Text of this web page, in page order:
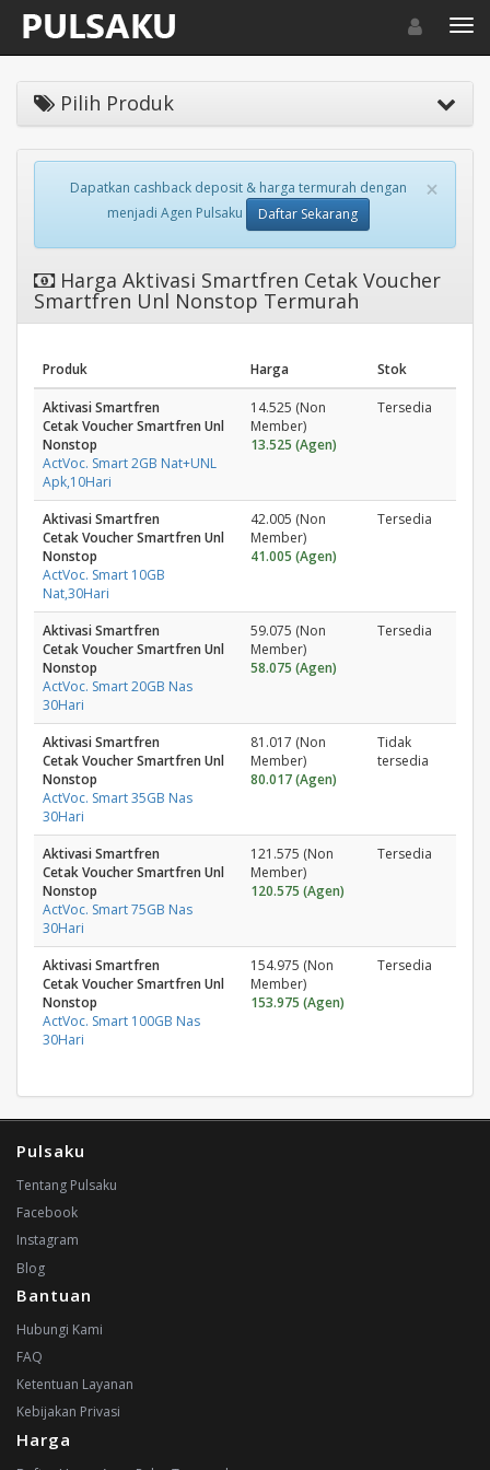
Toggle
Pilih Produk
×
Dapatkan cashback deposit & harga termurah dengan
menjadi Agen Pulsaku
Daftar Sekarang
Harga Aktivasi Smartfren Cetak Voucher
Smartfren Unl Nonstop Termurah
Produk Harga Stok
Aktivasi Smartfren
Cetak Voucher Smartfren Unl
Nonstop
ActVoc. Smart 2GB Nat+UNL
Apk,10Hari
14.525 (Non
Member)
13.525 (Agen)
Tersedia
Aktivasi Smartfren
Cetak Voucher Smartfren Unl
Nonstop
ActVoc. Smart 10GB
Nat,30Hari
42.005 (Non
Member)
41.005 (Agen)
Tersedia
Aktivasi Smartfren
Cetak Voucher Smartfren Unl
Nonstop
ActVoc. Smart 20GB Nas
30Hari
59.075 (Non
Member)
58.075 (Agen)
Tersedia
Aktivasi Smartfren
Cetak Voucher Smartfren Unl
Nonstop
ActVoc. Smart 35GB Nas
30Hari
81.017 (Non
Member)
80.017 (Agen)
Tidak
tersedia
Aktivasi Smartfren
Cetak Voucher Smartfren Unl
Nonstop
ActVoc. Smart 75GB Nas
30Hari
121.575 (Non
Member)
120.575 (Agen)
Tersedia
Aktivasi Smartfren
Cetak Voucher Smartfren Unl
Nonstop
ActVoc. Smart 100GB Nas
30Hari
154.975 (Non
Member)
153.975 (Agen)
Tersedia
Pulsaku
Tentang Pulsaku
Facebook
Instagram
Blog
Bantuan
Hubungi Kami
FAQ
Ketentuan Layanan
Kebijakan Privasi
Harga